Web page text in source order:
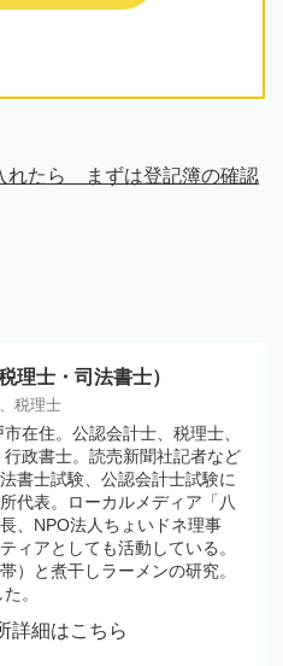
れたら まずは登記簿の確認
理士・司法書士）
税理士
在住。公認会計士、税理士、
行政書士。読売新聞社記者など
書士試験、公認会計士試験に
代表。ローカルメディア「八
、NPO法人ちょいドネ理事
ィアとしても活動している。
）と煮干しラーメンの研究。
。
詳細はこちら